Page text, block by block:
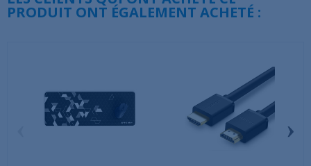
PRODUIT ONT ÉGALEMENT ACHETÉ :
›